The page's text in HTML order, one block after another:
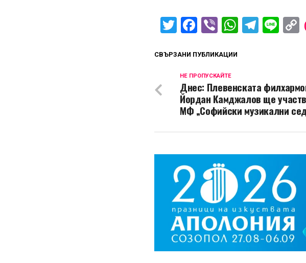
Twitter
Facebook
Viber
СВЪРЗАНИ ПУБЛИКАЦИИ
НЕ ПРОПУСКАЙТЕ
Днес: Плевенската
Йордан Камджалов ще
МФ „Софийски музикални